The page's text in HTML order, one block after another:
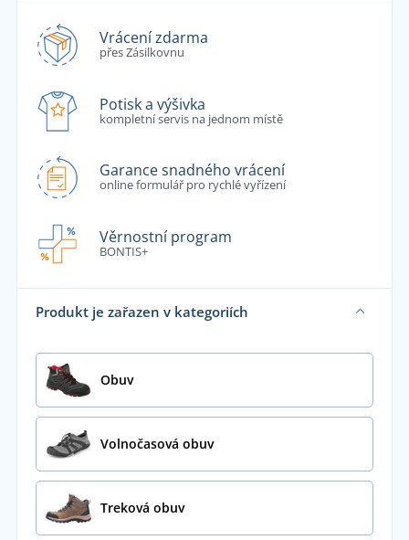
Vrácení zdarma
přes Zásilkovnu
Potisk a výšivka
kompletní servis na jednom místě
Garance snadného vrácení
online formulář pro rychlé vyřízení
Věrnostní program
BONTIS+
Produkt je zařazen v kategoriích
Obuv
Volnočasová obuv
Treková obuv